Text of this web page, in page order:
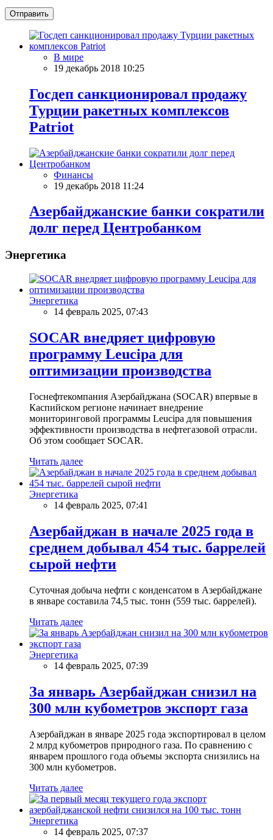
Отправить
В мире
19 декабрь 2018 10:25
Госдеп санкционировал продажу
Турции ракетных комплексов
Patriot
Финансы
19 декабрь 2018 11:24
Азербайджанские банки сократили
долг перед Центробанком
Энергетика
Энергетика
14 февраль 2025, 07:43
SOCAR внедряет цифровую
программу Leucipa для
оптимизации производства
Госнефтекомпания Азербайджана (SOCAR) впервые в
Каспийском регионе начинает внедрение
мониторинговой программы Leucipa для повышения
эффективности производства в нефтегазовой отрасли.
Об этом сообщает SOCAR.
Читать далее
Энергетика
14 февраль 2025, 07:41
Азербайджан в начале 2025 года в
среднем добывал 454 тыс. баррелей
сырой нефти
Суточная добыча нефти с конденсатом в Азербайджане
в январе составила 74,5 тыс. тонн (559 тыс. баррелей).
Читать далее
Энергетика
14 февраль 2025, 07:39
За январь Азербайджан снизил на
300 млн кубометров экспорт газа
Азербайджан в январе 2025 года экспортировал в целом
2 млрд кубометров природного газа. По сравнению с
январем прошлого года объемы экспорта снизились на
300 млн кубометров.
Читать далее
Энергетика
14 февраль 2025, 07:37